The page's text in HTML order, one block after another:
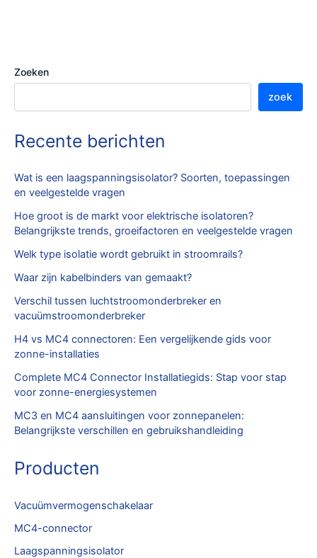
Zoeken
zoek
Recente berichten
Wat is een laagspanningsisolator? Soorten, toepassingen
en veelgestelde vragen
Hoe groot is de markt voor elektrische isolatoren?
Belangrijkste trends, groeifactoren en veelgestelde vragen
Welk type isolatie wordt gebruikt in stroomrails?
Waar zijn kabelbinders van gemaakt?
Verschil tussen luchtstroomonderbreker en
vacuümstroomonderbreker
H4 vs MC4 connectoren: Een vergelijkende gids voor
zonne-installaties
Complete MC4 Connector Installatiegids: Stap voor stap
voor zonne-energiesystemen
MC3 en MC4 aansluitingen voor zonnepanelen:
Belangrijkste verschillen en gebruikshandleiding
Producten
Vacuümvermogenschakelaar
MC4-connector
Laagspanningsisolator